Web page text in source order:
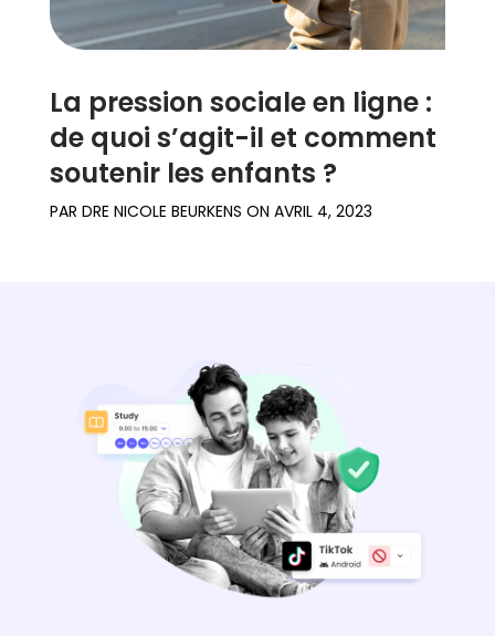
La pression sociale en ligne :
de quoi s’agit-il et comment
soutenir les enfants ?
PAR DRE NICOLE BEURKENS ON AVRIL 4, 2023